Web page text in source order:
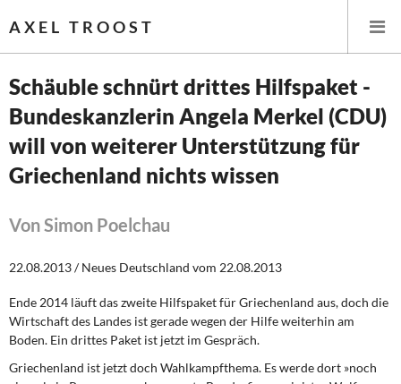
AXEL TROOST
Startseite
Themen
Öffentliche Infrastruktur und Daseinsvorsorge
Eurokrise und Griechenland
Schäuble schnürt drittes Hilfspaket -
Bundeskanzlerin Angela Merkel (CDU)
will von weiterer Unterstützung für
Griechenland nichts wissen
Von Simon Poelchau
22.08.2013 / Neues Deutschland vom 22.08.2013
Ende 2014 läuft das zweite Hilfspaket für Griechenland aus, doch die
Wirtschaft des Landes ist gerade wegen der Hilfe weiterhin am
Boden. Ein drittes Paket ist jetzt im Gespräch.
Griechenland ist jetzt doch Wahlkampfthema. Es werde dort »noch